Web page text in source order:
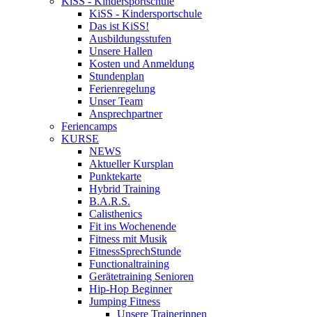
KiSS - Kindersportschule
Das ist KiSS!
Ausbildungsstufen
Unsere Hallen
Kosten und Anmeldung
Stundenplan
Ferienregelung
Unser Team
Ansprechpartner
Feriencamps
KURSE
NEWS
Aktueller Kursplan
Punktekarte
Hybrid Training
B.A.R.S.
Calisthenics
Fit ins Wochenende
Fitness mit Musik
FitnessSprechStunde
Functionaltraining
Gerätetraining Senioren
Hip-Hop Beginner
Jumping Fitness
Unsere Trainerinnen